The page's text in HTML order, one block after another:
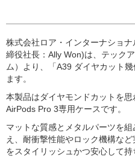
株式会社ロア・インターナショ
締役社長：Ally Won)は、テック
ム）より、「A39 ダイヤカット
ます。
本製品はダイヤモンドカットを
AirPods Pro 3専用ケースです。
マットな質感とメタルパーツを
え、耐衝撃性能やロック機構な
をスタイリッシュかつ安心して持